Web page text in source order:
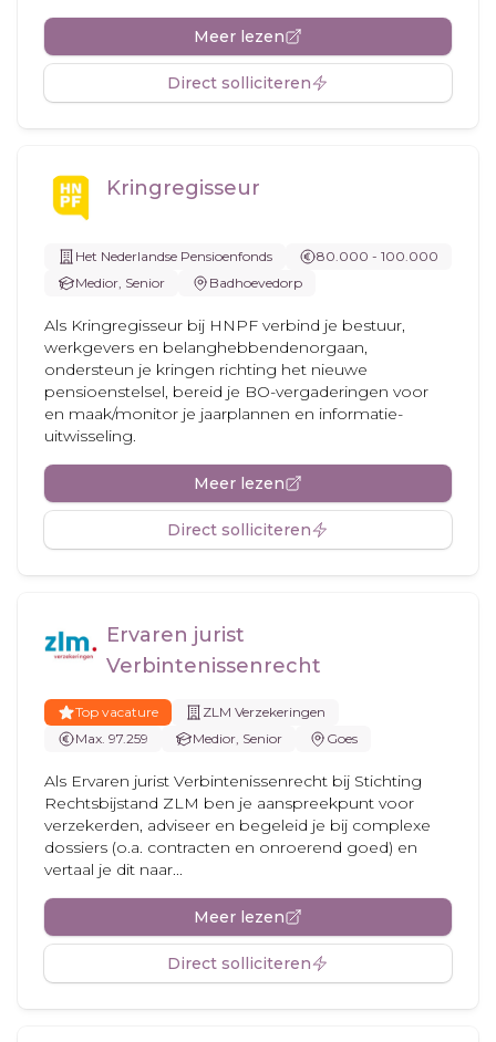
Meer lezen
Direct solliciteren
Kringregisseur
Het Nederlandse Pensioenfonds
80.000 - 100.000
Medior, Senior
Badhoevedorp
Als Kringregisseur bij HNPF verbind je bestuur,
werkgevers en belanghebbendenorgaan,
ondersteun je kringen richting het nieuwe
pensioenstelsel, bereid je BO-vergaderingen voor
en maak/monitor je jaarplannen en informatie-
uitwisseling.
Meer lezen
Direct solliciteren
Ervaren jurist
Verbintenissenrecht
Top vacature
ZLM Verzekeringen
Max. 97.259
Medior, Senior Goes
Als Ervaren jurist Verbintenissenrecht bij Stichting
Rechtsbijstand ZLM ben je aanspreekpunt voor
verzekerden, adviseer en begeleid je bij complexe
dossiers (o.a. contracten en onroerend goed) en
vertaal je dit naar...
Meer lezen
Direct solliciteren